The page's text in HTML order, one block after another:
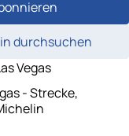
durchsuchen
Vegas
- Strecke,